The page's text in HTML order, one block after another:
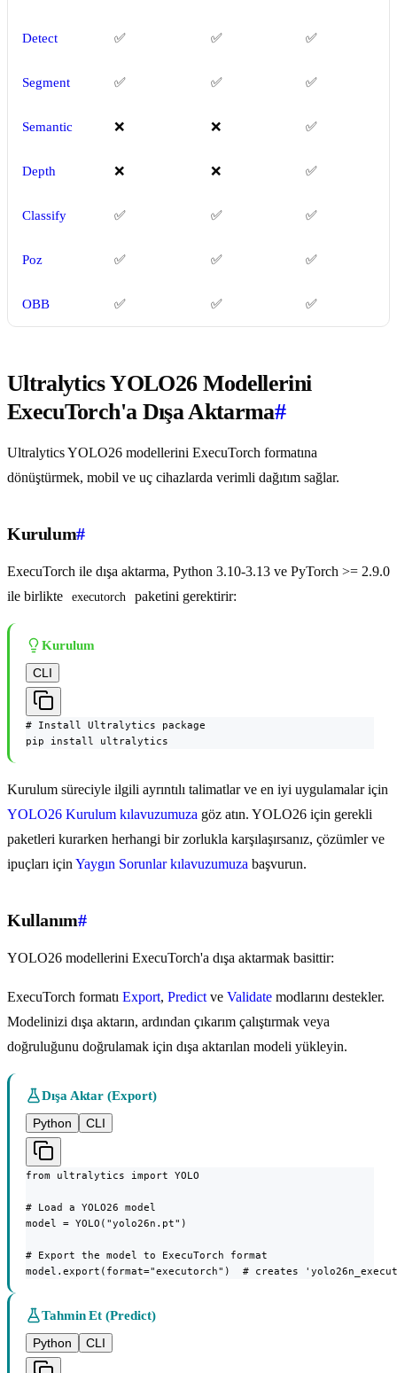
Detect ✅ ✅ ✅
Segment ✅ ✅ ✅
Semantic ❌ ❌ ✅
Depth ❌ ❌ ✅
Classify ✅ ✅ ✅
Poz ✅ ✅ ✅
OBB ✅ ✅ ✅
Ultralytics YOLO26 Modellerini
ExecuTorch'a Dışa Aktarma#
Ultralytics YOLO26 modellerini ExecuTorch formatına
dönüştürmek, mobil ve uç cihazlarda verimli dağıtım sağlar.
Kurulum#
ExecuTorch ile dışa aktarma, Python 3.10-3.13 ve PyTorch >= 2.9.0
ile birlikte
executorch paketini gerektirir:
Kurulum
CLI
# Install Ultralytics package
pip install ultralytics
Kurulum süreciyle ilgili ayrıntılı talimatlar ve en iyi uygulamalar için
YOLO26 Kurulum kılavuzumuza göz atın. YOLO26 için gerekli
paketleri kurarken herhangi bir zorlukla karşılaşırsanız, çözümler ve
ipuçları için Yaygın Sorunlar kılavuzumuza başvurun.
Kullanım#
YOLO26 modellerini ExecuTorch'a dışa aktarmak basittir:
ExecuTorch formatı Export, Predict ve Validate modlarını destekler.
Modelinizi dışa aktarın, ardından çıkarım çalıştırmak veya
doğruluğunu doğrulamak için dışa aktarılan modeli yükleyin.
Dışa Aktar (Export)
Python
CLI
from ultralytics import YOLO
# Load a YOLO26 model
model = YOLO("yolo26n.pt")
# Export the model to ExecuTorch format
model.export(format="executorch")  # creates
Tahmin Et (Predict)
Python
CLI